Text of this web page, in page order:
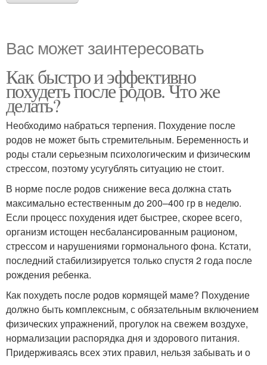
Вас может заинтересовать
Как быстро и эффективно
похудеть после родов. Что же
делать?
Необходимо набраться терпения. Похудение после
родов не может быть стремительным. Беременность и
роды стали серьезным психологическим и физическим
стрессом, поэтому усугублять ситуацию не стоит.
В норме после родов снижение веса должна стать
максимально естественным до 200–400 гр в неделю.
Если процесс похудения идет быстрее, скорее всего,
организм истощен несбалансированным рационом,
стрессом и нарушениями гормонального фона. Кстати,
последний стабилизируется только спустя 2 года после
рождения ребенка.
Как похудеть после родов кормящей маме? Похудение
должно быть комплексным, с обязательным включением
физических упражнений, прогулок на свежем воздухе,
нормализации распорядка дня и здорового питания.
Придерживаясь всех этих правил, нельзя забывать и о